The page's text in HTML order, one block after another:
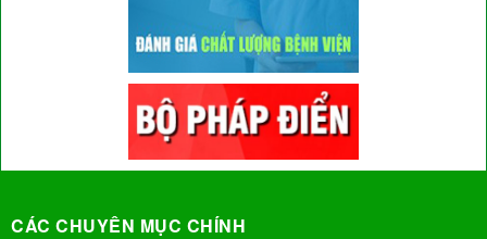
CÁC CHUYÊN MỤC CHÍNH